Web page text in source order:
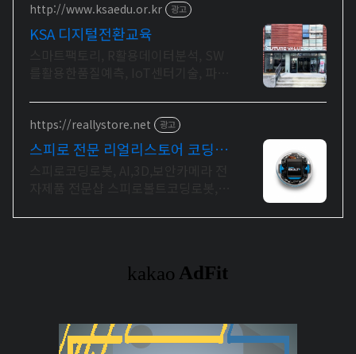
http://www.ksaedu.or.kr 광고
KSA 디지털전환교육
https://reallystore.net 광고
스피로 전문 리얼리스토어 코딩교
로 전문몰